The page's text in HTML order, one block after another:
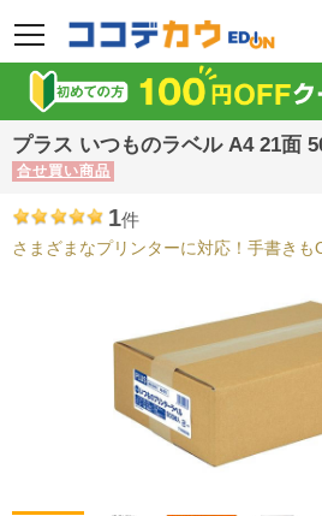
メニュー
プラス いつものラベル A4 21面
合せ買い商品
1件
さまざまなプリンターに対応！手書きも